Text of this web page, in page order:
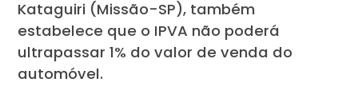
Kataguiri (Missão-SP), também
estabelece que o IPVA não poderá
ultrapassar 1% do valor de venda do
automóvel.